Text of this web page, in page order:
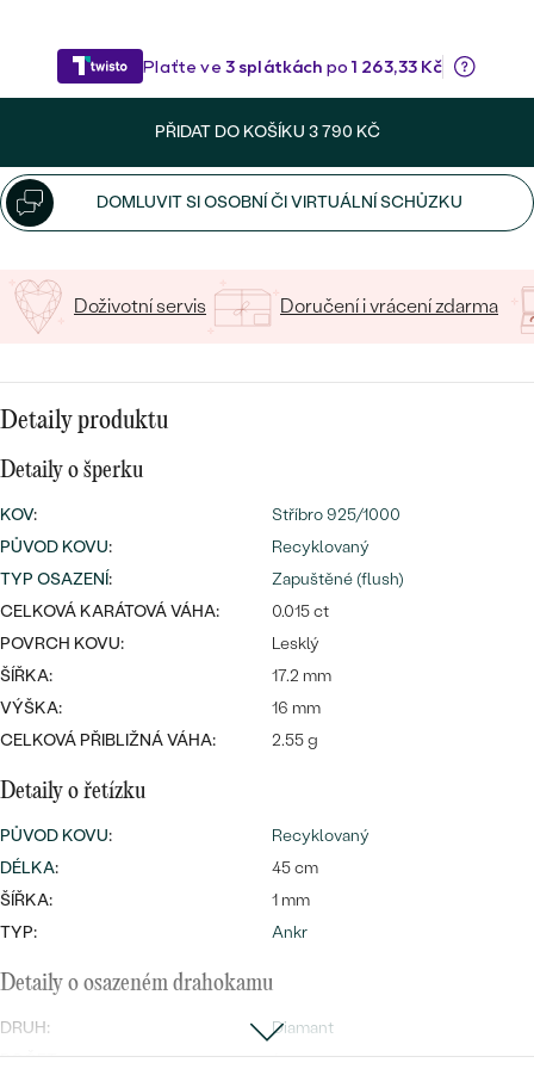
Nejprodávanější
snubní prsteny
DLE MATERIÁLU
PLATINA
Wave kolekce
PROHLÉDNOUT
S DRAHOKAMY
S LAB-GROWN DIAMANTY
S PERLAMI
DLE STYLU
PERSONALIZOVANÉ
MINIMALISTICKÉ
PODLE PŘÍLEŽITOSTI
PODLE TVARU KAMENE
NA MÍRU
DIAMANTY
Nejprodávanější
náušnice
PROHLÉDNOUT
CENOVĚ DOSTUPNÉ
LUXUSNÍ
Personalizované
LUXUSNÍ
Nejprodávanější
prsteny
PROHLÉDNOUT
Napište iniciály/text
/ 20 ZNAKŮ
PŘIDAT DO KOŠÍKU 3 790 KČ
DOMLUVIT SI OSOBNÍ ČI VIRTUÁLNÍ SCHŮZKU
Doživotní servis Doručení i vrácení zdarma
Detaily produktu
Detaily o šperku
KOV:
Stříbro 925/1000
PŮVOD KOVU:
Recyklovaný
TYP OSAZENÍ:
Zapuštěné (flush)
CELKOVÁ KARÁTOVÁ VÁHA:
0.015 ct
POVRCH KOVU:
Lesklý
ŠÍŘKA:
17.2 mm
VÝŠKA:
16 mm
CELKOVÁ PŘIBLIŽNÁ VÁHA:
2.55 g
Detaily o řetízku
PŮVOD KOVU:
Recyklovaný
DÉLKA:
45 cm
ŠÍŘKA:
1 mm
TYP:
Ankr
Detaily o osazeném drahokamu
DRUH:
Diamant
POČET:
1